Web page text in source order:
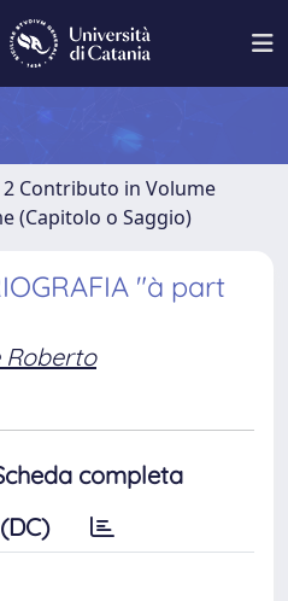
2 Contributo in Volume
(Capitolo o Saggio)
"à part
Roberto
completa